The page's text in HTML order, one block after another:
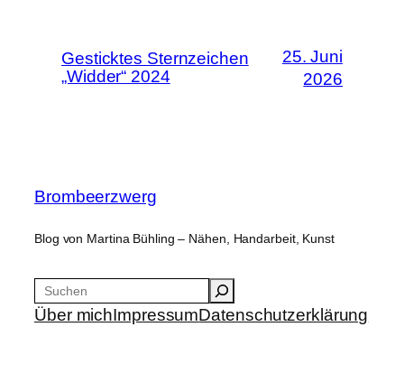
Gesticktes Sternzeichen
„Widder“ 2024
25. Juni
2026
Brombeerzwerg
Blog von Martina Bühling – Nähen, Handarbeit, Kunst
Suchen
Über michImpressumDatenschutzerklärung